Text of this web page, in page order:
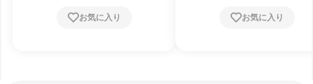
お気に入り お気に入り